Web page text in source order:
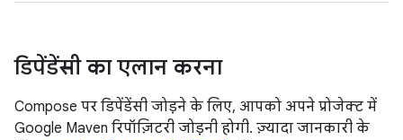
डिपेंडेंसी का एलान करना
Compose पर डिपेंडेंसी जोड़ने के लिए, आपको अपने प्रोजेक्ट में
Google Maven रिपॉज़िटरी जोड़नी होगी. ज़्यादा जानकारी के